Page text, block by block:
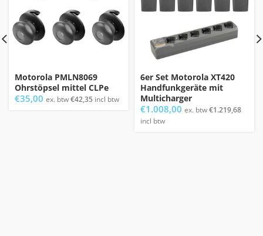
Motorola PMLN8069
Ohrstöpsel mittel CLPe
€35,00 ex. btw€42,35 incl btw
6er Set Motorola XT420
Handfunkgeräte mit
Multicharger
€1.008,00 ex. btw€1.219,68
incl btw